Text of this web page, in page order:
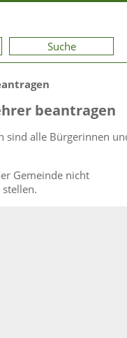
Suche
beantragen
sind alle Bürgerinnen
Gemeinde nicht